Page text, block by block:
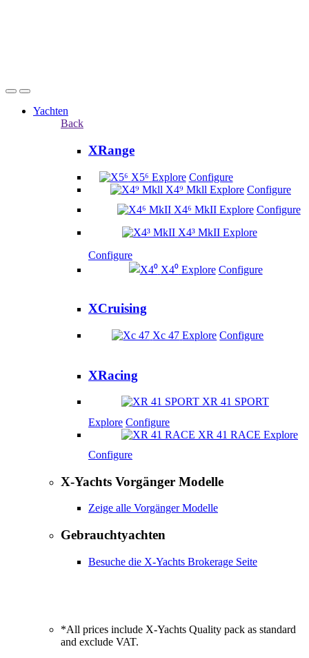
Yachten
Back
XRange
X5⁶ Explore Configure
X4⁹ Mkll Explore Configure
X4⁶ MkII Explore Configure
X4³ MkII Explore
Configure
X4⁰ Explore Configure
XCruising
Xc 47 Explore Configure
XRacing
XR 41 SPORT
Explore Configure
XR 41 RACE Explore
Configure
X-Yachts Vorgänger Modelle
Zeige alle Vorgänger Modelle
Gebrauchtyachten
Besuche die X-Yachts Brokerage Seite
*All prices include X-Yachts Quality pack as standard
and exclude VAT.